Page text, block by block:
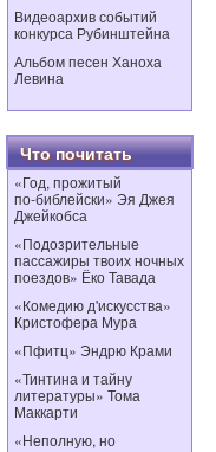
Видеоархив событий
конкурса Рубинштейна
Альбом песен Ханоха
Левина
Что почитать
«Год, прожитый
по‑библейски» Эя Джея
Джейкобса
«Подозрительные
пассажиры твоих ночных
поездов» Ёко Тавада
«Комедию д'искусства»
Кристофера Мура
«Пфитц» Эндрю Крами
«Тинтина и тайну
литературы» Тома
Маккарти
«Неполную, но